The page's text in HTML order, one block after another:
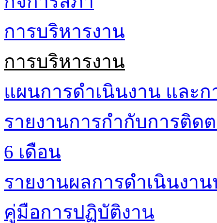
การบริหารงาน
การบริหารงาน
แผนการดำเนินงาน และ
รายงานการกำกับการติด
6 เดือน
รายงานผลการดำเนินงา
คู่มือการปฏิบัติงาน